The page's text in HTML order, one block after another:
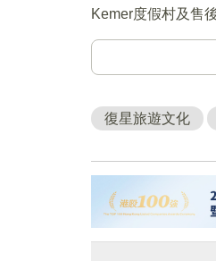
Kemer度假村及售
復星旅遊文化